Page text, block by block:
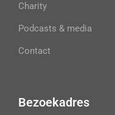
Charity
Podcasts & media
Contact
Bezoekadres